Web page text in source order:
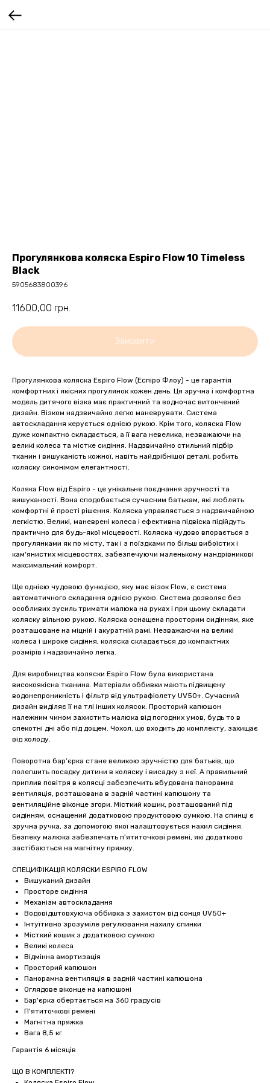
Прогулянкова коляска Espiro Flow 10 Timeless
Black
5905683800396
11600,00 грн.
Замовити
Прогулянкова коляска Espiro Flow (Еспіро Флоу) - це гарантія
комфортних і якісних прогулянок кожен день. Ця зручна і комфортна
модель дитячого візка має практичний та водночас витончений
дизайн. Візком надзвичайно легко маневрувати. Система
автоскладання керується однією рукою. Крім того, коляска Flow
дуже компактно складається, а її вага невелика, незважаючи на
великі колеса та містке сидіння. Надзвичайно стильний підбір
тканин і вишуканість кожної, навіть найдрібнішої деталі, робить
коляску синонімом елегантності.
Коляка Flow від Espiro - це унікальне поєднання зручності та
вишуканості. Вона сподобається сучасним батькам, які люблять
комфортні й прості рішення. Коляска управляється з надзвичайною
легкістю. Великі, маневрені колеса і ефективна підвіска підійдуть
практично для будь-якої місцевості. Коляска чудово впорається з
прогулянками як по місту, так і з поїздками по більш вибоїстих і
кам'янистих місцевостях, забезпечуючи маленькому мандрівникові
максимальний комфорт.
Ще однією чудовою функцією, яку має візок Flow, є система
автоматичного складання однією рукою. Система дозволяє без
особливих зусиль тримати малюка на руках і при цьому складати
коляску вільною рукою. Коляска оснащена просторим сидінням, яке
розташоване на міцній і акуратній рамі. Незважаючи на великі
колеса і широке сидіння, коляска складається до компактних
розмірів і надзвичайно легка.
Для виробництва коляски Espiro Flow була використана
високоякісна тканина. Матеріали оббивки мають підвищену
водонепроникність і фільтр від ультрафіолету UV50+. Сучасний
дизайн виділяє її на тлі інших колясок. Просторий капюшон
належним чином захистить малюка від погодних умов, будь то в
спекотні дні або під дощем. Чохол, що входить до комплекту, захищає
від холоду.
Поворотна бар’єрка стане великою зручністю для батьків, що
полегшить посадку дитини в коляску і висадку з неї. А правильний
приплив повітря в колясці забезпечить вбудована панорамна
вентиляція, розташована в задній частині капюшону та
вентиляційне віконце згори. Місткий кошик, розташований під
сидінням, оснащений додатковою продуктовою сумкою. На спинці є
зручна ручка, за допомогою якої налаштовується нахил сидіння.
Безпеку малюка забезпечать п'ятиточкові ремені, які додатково
застібаються на магнітну пряжку.
СПЕЦИФІКАЦІЯ КОЛЯСКИ ESPIRO FLOW
Вишуканий дизайн
Просторе сидіння
Механізм автоскладання
Водовідштовхуюча оббивка з захистом від сонця UV50+
Інтуїтивно зрозуміле регулювання нахилу спинки
Місткий кошик з додатковою сумкою
Великі колеса
Відмінна амортизація
Просторий капюшон
Панорамна вентиляція в задній частині капюшона
Оглядове віконце на капюшоні
Бар'єрка обертається на 360 градусів
П'ятиточкові ремені
Магнітна пряжка
Вага 8,5 кг
Гарантія 6 місяців
ЩО В КОМПЛЕКТІ?